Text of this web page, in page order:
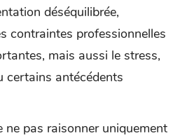
déséquilibrée,
contraintes professionnelles
mais aussi le stress,
certains antécédents
ne pas raisonner uniquement